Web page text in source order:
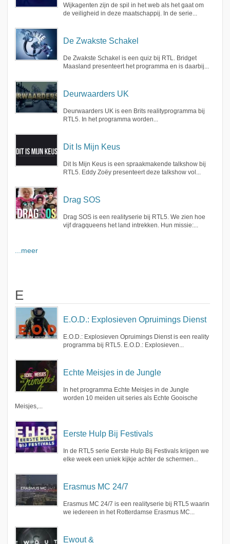
Wijkagenten zijn de spil in het web als het gaat om
de veiligheid in deze maatschappij. In de serie...
De Zwakste Schakel
De Zwakste Schakel is een quiz bij RTL. Bridget
Maasland presenteert het programma en is daarbij...
Deurwaarders UK
Deurwaarders UK is een Brits realityprogramma bij
RTL5. In het programma worden...
Dit Is Mijn Keus
Dit Is Mijn Keus is een spraakmakende talkshow bij
RTL5. Eddy Zoëy presenteert deze talkshow vol...
Drag SOS
Drag SOS is een realityserie bij RTL5. We zien hoe
vijf dragqueens het land intrekken. Hun missie:...
...meer
E
E.O.D.: Explosieven Opruimings Dienst
E.O.D.: Explosieven Opruimings Dienst is een reality
programma bij RTL5. E.O.D.: Explosieven...
Echte Meisjes in de Jungle
In het programma Echte Meisjes in de Jungle
worden 10 meiden uit series als Echte Gooische
Meisjes,...
Eerste Hulp Bij Festivals
In de RTL5 serie Eerste Hulp Bij Festivals krijgen we
elke week een uniek kijkje achter de schermen...
Erasmus MC 24/7
Erasmus MC 24/7 is een realityserie bij RTL5 waarin
we iedereen in het Rotterdamse Erasmus MC...
Ewout &